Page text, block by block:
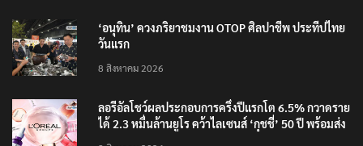
‘อนุทิน’ ควงภริยาชมงาน OTOP ศิลปาชีพ ประทีปไทย
วันแรก
8 สิงหาคม 2026
ลอรีอัลโชว์ผลประกอบการครึ่งปีแรกโต 6.5% กวาดราย
ได้ 2.3 หมื่นล้านยูโร คว้าไลเซนส์ ‘กุชชี่’ 50 ปี พร้อมส่ง